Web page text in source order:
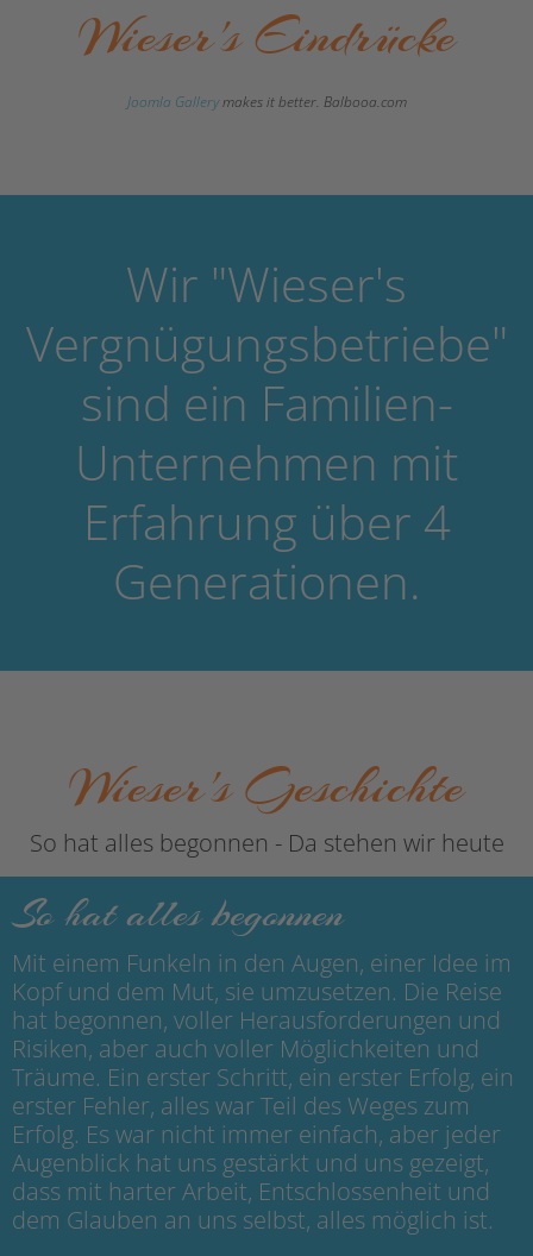
Wieser's Eindrücke
Joomla Gallerymakes it better. Balbooa.com
Wir "Wieser's
Vergnügungsbetriebe"
sind ein Familien-
Unternehmen mit
Erfahrung über 4
Generationen.
Wieser's Geschichte
So hat alles begonnen - Da stehen wir heute
So hat alles begonnen
Mit einem Funkeln in den Augen, einer Idee im
Kopf und dem Mut, sie umzusetzen. Die Reise
hat begonnen, voller Herausforderungen und
Risiken, aber auch voller Möglichkeiten und
Träume. Ein erster Schritt, ein erster Erfolg, ein
erster Fehler, alles war Teil des Weges zum
Erfolg. Es war nicht immer einfach, aber jeder
Augenblick hat uns gestärkt und uns gezeigt,
dass mit harter Arbeit, Entschlossenheit und
dem Glauben an uns selbst, alles möglich ist.